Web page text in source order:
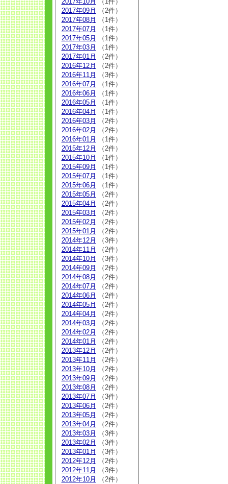
2017年09月
（2件）
2017年08月
（1件）
2017年07月
（1件）
2017年05月
（1件）
2017年03月
（1件）
2017年01月
（2件）
2016年12月
（2件）
2016年11月
（3件）
2016年07月
（1件）
2016年06月
（1件）
2016年05月
（1件）
2016年04月
（1件）
2016年03月
（2件）
2016年02月
（2件）
2016年01月
（1件）
2015年12月
（2件）
2015年10月
（1件）
2015年09月
（1件）
2015年07月
（1件）
2015年06月
（1件）
2015年05月
（2件）
2015年04月
（2件）
2015年03月
（2件）
2015年02月
（2件）
2015年01月
（2件）
2014年12月
（3件）
2014年11月
（2件）
2014年10月
（3件）
2014年09月
（2件）
2014年08月
（2件）
2014年07月
（2件）
2014年06月
（2件）
2014年05月
（2件）
2014年04月
（2件）
2014年03月
（2件）
2014年02月
（2件）
2014年01月
（2件）
2013年12月
（2件）
2013年11月
（2件）
2013年10月
（2件）
2013年09月
（2件）
2013年08月
（2件）
2013年07月
（3件）
2013年06月
（2件）
2013年05月
（2件）
2013年04月
（2件）
2013年03月
（3件）
2013年02月
（3件）
2013年01月
（3件）
2012年12月
（2件）
2012年11月
（3件）
2012年10月
（2件）